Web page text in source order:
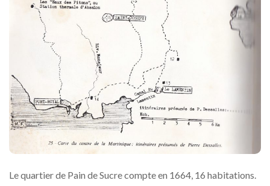
Le quartier de Pain de Sucre compte en 1664, 16 habitations.